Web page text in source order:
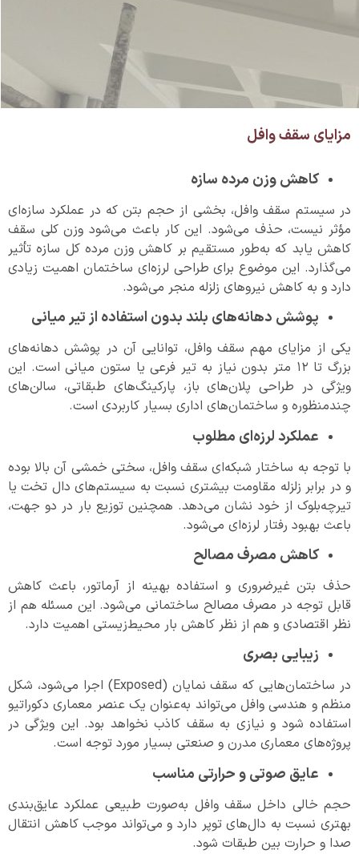
مزایای سقف وافل
کاهش وزن مرده سازه
در سیستم سقف وافل، بخشی از حجم بتن که در عملکرد سازه‌ای
مؤثر نیست، حذف می‌شود. این کار باعث می‌شود وزن کلی سقف
کاهش یابد که به‌طور مستقیم بر کاهش وزن مرده کل سازه تأثیر
می‌گذارد. این موضوع برای طراحی لرزه‌ای ساختمان اهمیت زیادی
دارد و به کاهش نیروهای زلزله منجر می‌شود.
پوشش دهانه‌های بلند بدون استفاده از تیر میانی
یکی از مزایای مهم سقف وافل، توانایی آن در پوشش دهانه‌های
بزرگ تا ۱۲ متر بدون نیاز به تیر فرعی یا ستون میانی است. این
ویژگی در طراحی پلان‌های باز، پارکینگ‌های طبقاتی، سالن‌های
چندمنظوره و ساختمان‌های اداری بسیار کاربردی است.
عملکرد لرزه‌ای مطلوب
با توجه به ساختار شبکه‌ای سقف وافل، سختی خمشی آن بالا بوده
و در برابر زلزله مقاومت بیشتری نسبت به سیستم‌های دال تخت یا
تیرچه‌بلوک از خود نشان می‌دهد. همچنین توزیع بار در دو جهت،
باعث بهبود رفتار لرزه‌ای می‌شود.
کاهش مصرف مصالح
حذف بتن غیرضروری و استفاده بهینه از آرماتور، باعث کاهش
قابل توجه در مصرف مصالح ساختمانی می‌شود. این مسئله هم از
نظر اقتصادی و هم از نظر کاهش بار محیط‌زیستی اهمیت دارد.
زیبایی بصری
در ساختمان‌هایی که سقف نمایان (Exposed) اجرا می‌شود، شکل
منظم و هندسی وافل می‌تواند به‌عنوان یک عنصر معماری دکوراتیو
استفاده شود و نیازی به سقف کاذب نخواهد بود. این ویژگی در
پروژه‌های معماری مدرن و صنعتی بسیار مورد توجه است.
عایق صوتی و حرارتی مناسب
حجم خالی داخل سقف وافل به‌صورت طبیعی عملکرد عایق‌بندی
بهتری نسبت به دال‌های توپر دارد و می‌تواند موجب کاهش انتقال
صدا و حرارت بین طبقات شود.